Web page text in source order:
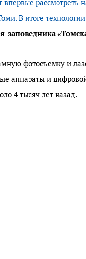
впервые
В итоге
заповедника
фотосъемку и
аппараты и
4 тысяч лет назад.